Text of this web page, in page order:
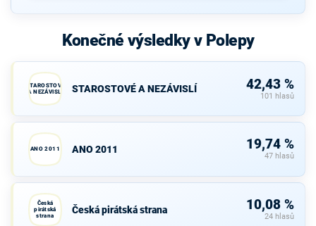
Konečné výsledky v Polepy
STAROSTOVÉ
A NEZÁVISLÍ
STAROSTOVÉ A NEZÁVISLÍ 42,43 %
101 hlasů
ANO 2011 ANO 2011 19,74 %
47 hlasů
Česká
pirátská
strana
Česká pirátská strana 10,08 %
24 hlasů